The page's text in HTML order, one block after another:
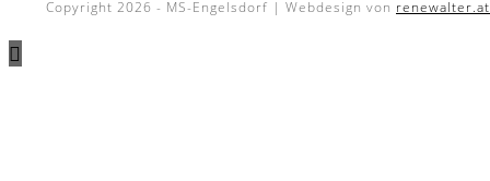
Copyright 2026 - MS-Engelsdorf | Webdesign von renewalter.at